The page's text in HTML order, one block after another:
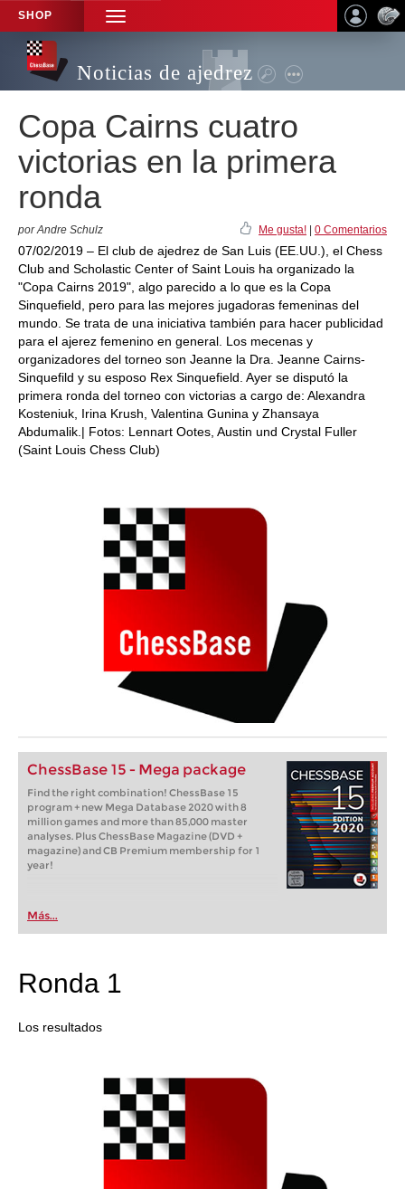
SHOP
TOGGLE
NAVIGATION
Noticias de ajedrez
Copa Cairns cuatro
victorias en la primera
ronda
por Andre Schulz Me gusta! 0 Comentarios
07/02/2019 – El club de ajedrez de San Luis (EE.UU.), el Chess
Club and Scholastic Center of Saint Louis ha organizado la
"Copa Cairns 2019", algo parecido a lo que es la Copa
Sinquefield, pero para las mejores jugadoras femeninas del
mundo. Se trata de una iniciativa también para hacer publicidad
para el ajerez femenino en general. Los mecenas y
organizadores del torneo son Jeanne la Dra. Jeanne Cairns-
Sinquefild y su esposo Rex Sinquefield. Ayer se disputó la
primera ronda del torneo con victorias a cargo de: Alexandra
Kosteniuk, Irina Krush, Valentina Gunina y Zhansaya
Abdumalik.| Fotos: Lennart Ootes, Austin und Crystal Fuller
(Saint Louis Chess Club)
ChessBase 15 - Mega package
Find the right combination! ChessBase 15
program + new Mega Database 2020 with 8
million games and more than 85,000 master
analyses. Plus ChessBase Magazine (DVD +
magazine) and CB Premium membership for 1
year!
Más...
Ronda 1
Los resultados